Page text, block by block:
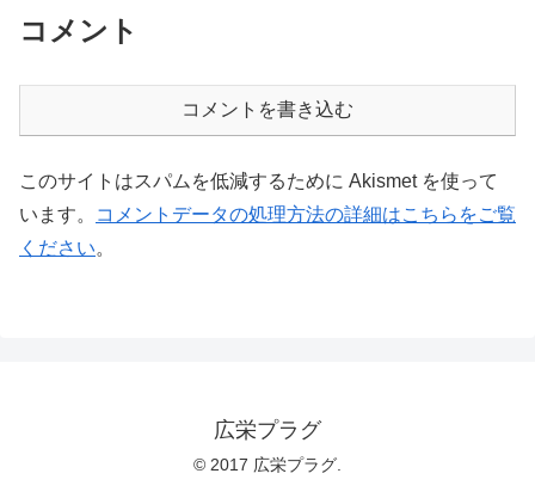
コメント
コメントを書き込む
このサイトはスパムを低減するために Akismet を使って
います。
コメントデータの処理方法の詳細はこちらをご覧
ください。
広栄プラグ
© 2017 広栄プラグ.